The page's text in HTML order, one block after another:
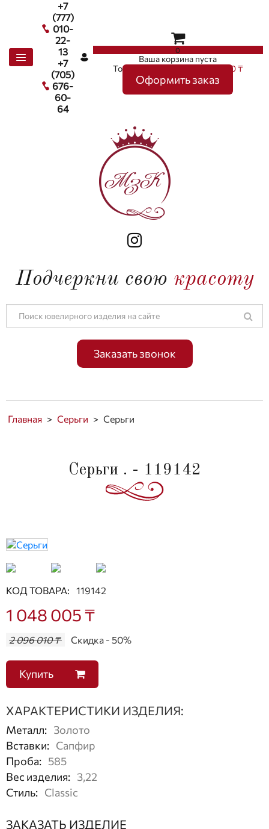
+7
(777)
010-
22-
13
+7
(705)
676-
60-
64
0
Ваша корзина пуста
Товаров в корзине
на сумму0 ₸
Оформить заказ
Подчеркни свою красоту
Заказать звонок
Главная > Серьги > Серьги
Серьги . - 119142
КОД ТОВАРА: 119142
1 048 005 ₸
2 096 010 ₸ Скидка - 50%
Купить
ХАРАКТЕРИСТИКИ ИЗДЕЛИЯ:
Металл: Золото
Вставки: Сапфир
Проба: 585
Вес изделия: 3,22
Стиль: Classic
ЗАКАЗАТЬ ИЗДЕЛИЕ